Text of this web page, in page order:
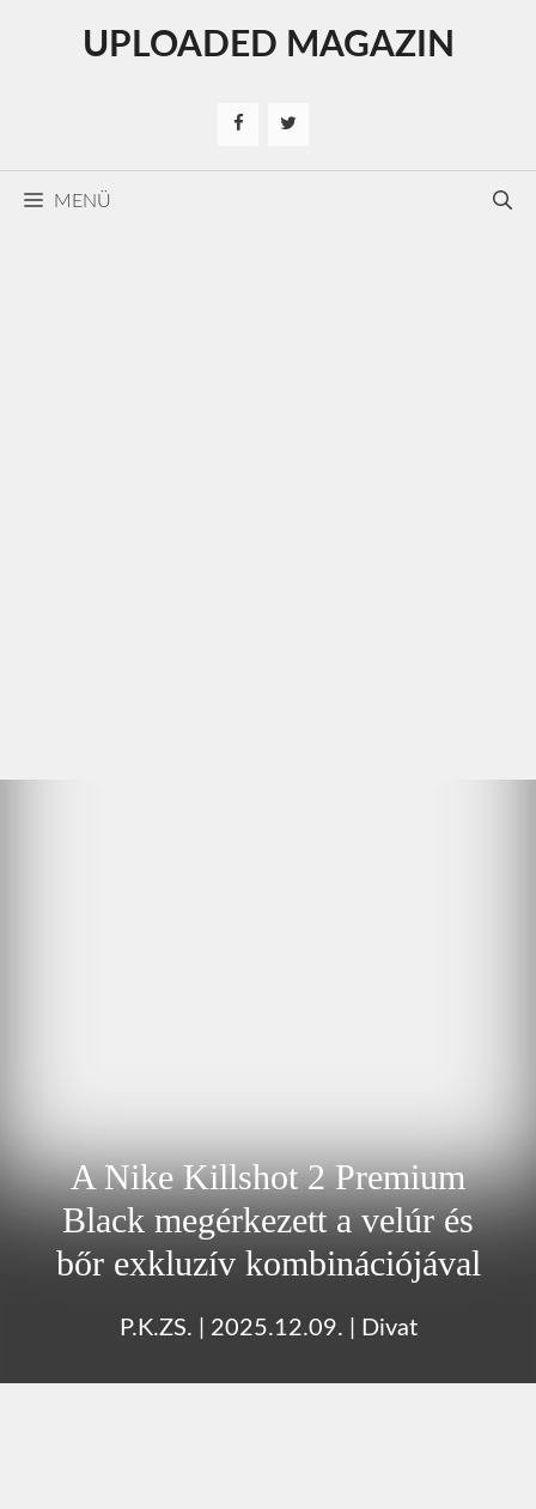
UPLOADED MAGAZIN
MENÜ
A Nike Killshot 2 Premium
Black megérkezett a velúr és
bőr exkluzív kombinációjával
P.K.ZS. 2025.12.09. Divat